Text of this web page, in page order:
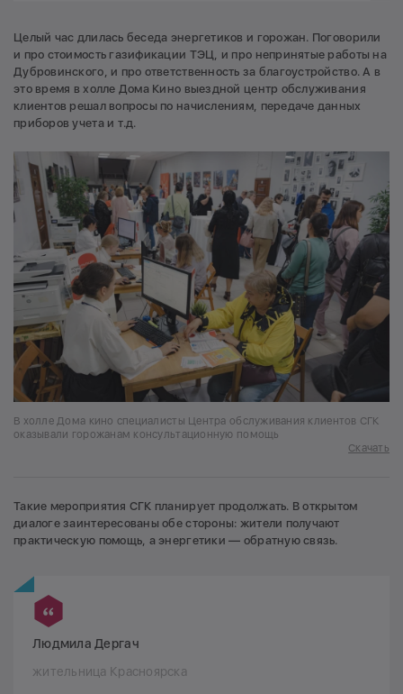
Целый час длилась беседа энергетиков и горожан. Поговорили
и про стоимость газификации ТЭЦ, и про непринятые работы на
Дубровинского, и про ответственность за благоустройство. А в
это время в холле Дома Кино выездной центр обслуживания
клиентов решал вопросы по начислениям, передаче данных
приборов учета и т.д.
В холле Дома кино специалисты Центра обслуживания клиентов СГК
оказывали горожанам консультационную помощь
Скачать
Такие мероприятия СГК планирует продолжать. В открытом
диалоге заинтересованы обе стороны: жители получают
практическую помощь, а энергетики — обратную связь.
Людмила Дергач
жительница Красноярска